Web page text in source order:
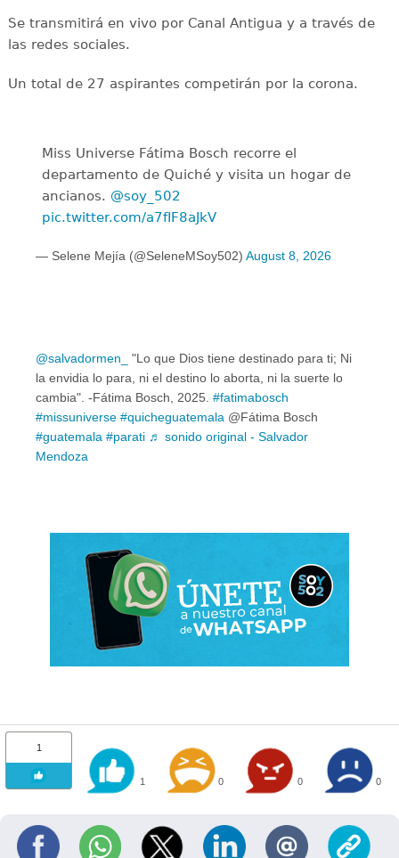
Se transmitirá en vivo por Canal Antigua y a través de
las redes sociales.
Un total de 27 aspirantes competirán por la corona.
Miss Universe Fátima Bosch recorre el
departamento de Quiché y visita un hogar de
ancianos. @soy_502
pic.twitter.com/a7fIF8aJkV
— Selene Mejía (@SeleneMSoy502) August 8, 2026
@salvadormen_
"Lo que Dios tiene destinado para ti; Ni
la envidia lo para, ni el destino lo aborta, ni la suerte lo
cambia". -Fátima Bosch, 2025. #fatimabosch
#missuniverse #quicheguatemala @Fátima Bosch
#guatemala #parati ♬ sonido original - Salvador
Mendoza
1
1 0 0 0